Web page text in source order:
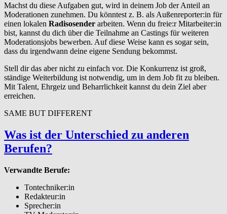
Machst du diese Aufgaben gut, wird in deinem Job der Anteil an
Moderationen zunehmen. Du könntest z. B. als Außenreporter:in für
einen lokalen Radisosender arbeiten. Wenn du freie:r Mitarbeiter:in
bist, kannst du dich über die Teilnahme an Castings für weiteren
Moderationsjobs bewerben. Auf diese Weise kann es sogar sein,
dass du irgendwann deine eigene Sendung bekommst.
Stell dir das aber nicht zu einfach vor. Die Konkurrenz ist groß,
ständige Weiterbildung ist notwendig, um in dem Job fit zu bleiben.
Mit Talent, Ehrgeiz und Beharrlichkeit kannst du dein Ziel aber
erreichen.
SAME BUT DIFFERENT
Was ist der Unterschied zu anderen
Berufen?
Verwandte Berufe:
Tontechniker:in
Redakteur:in
Sprecher:in